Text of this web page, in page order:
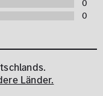
0
0
Länder.